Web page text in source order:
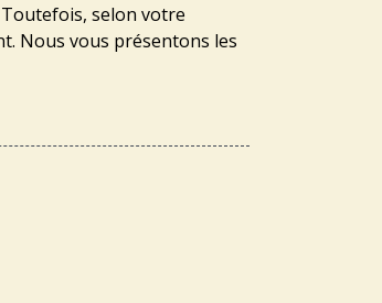
selon votre
Nous vous présentons les